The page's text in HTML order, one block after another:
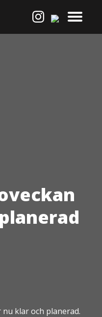
klar och planerad.